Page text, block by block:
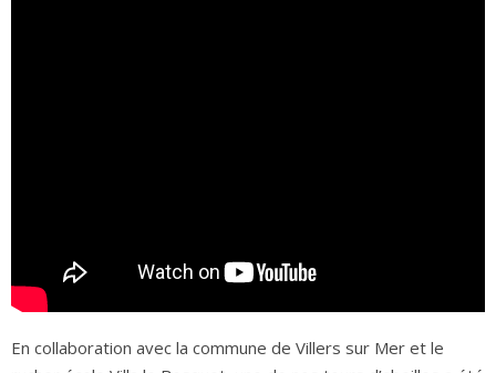
En collaboration avec la commune de Villers sur Mer et le